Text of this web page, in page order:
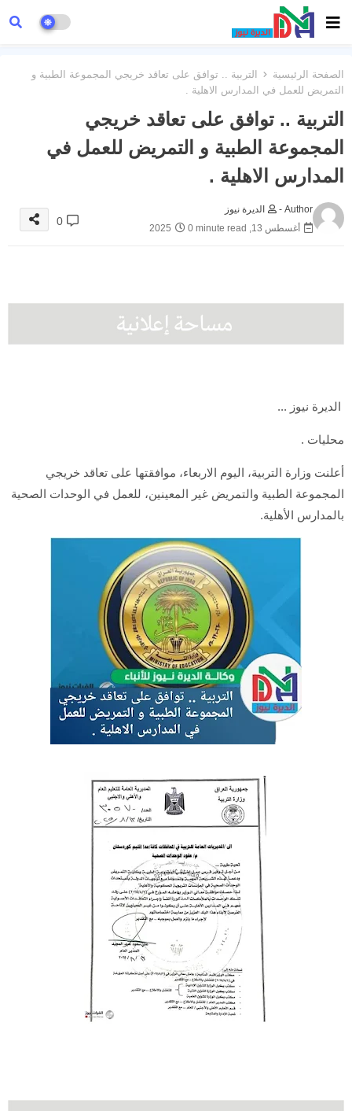
الصفحة الرئيسية
التربية .. توافق على تعاقد خريجي المجموعة الطبية و
التمريض للعمل في المدارس الاهلية .
التربية .. توافق على تعاقد خريجي
المجموعة الطبية و التمريض للعمل في
المدارس الاهلية .
Author -
الديرة نيوز
أغسطس 13, 2025
0 minute read
0
الديرة نيوز ...
محليات .
أعلنت وزارة التربية، اليوم الاربعاء، موافقتها على تعاقد خريجي
المجموعة الطبية والتمريض غير المعينين، للعمل في الوحدات الصحية
بالمدارس الأهلية.